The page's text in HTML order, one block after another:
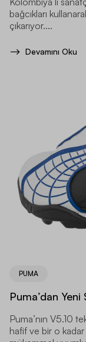
bağcıkları
çıkarıyor....
Devamını Oku
PUMA
Puma’dan Yeni
Puma’nın V5.10
hafif ve bir o kadar